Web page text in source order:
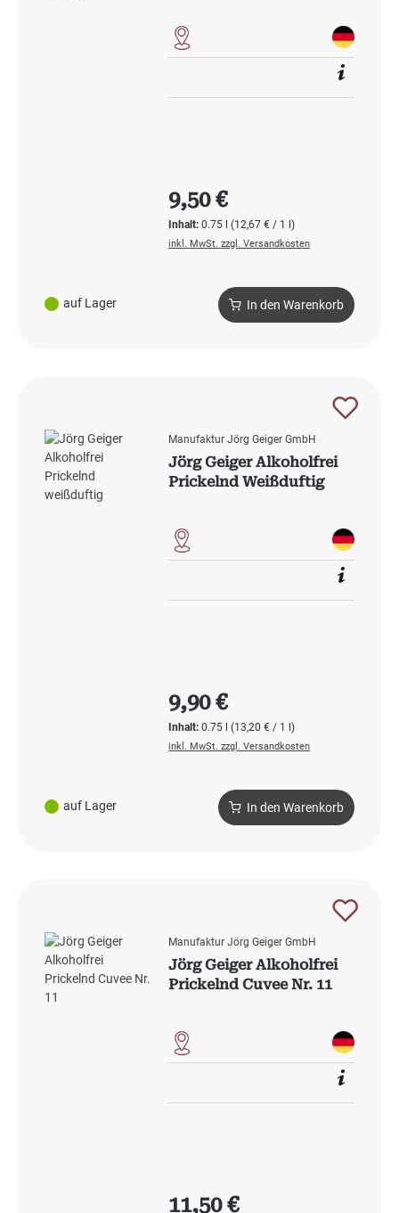
auf Lager
Inhalt:0.75 l(12,67 € / 1 l)
Regulärer Preis:
9,50 €
inkl. MwSt. zzgl. Versandkosten
In den Warenkorb
auf Lager
Manufaktur Jörg Geiger GmbH
Jörg Geiger Alkoholfrei
Prickelnd Weißduftig
Inhalt:0.75 l(13,20 € / 1 l)
Regulärer Preis:
9,90 €
inkl. MwSt. zzgl. Versandkosten
In den Warenkorb
Manufaktur Jörg Geiger GmbH
Jörg Geiger Alkoholfrei
Prickelnd Cuvee Nr. 11
Regulärer Preis:
11,50 €